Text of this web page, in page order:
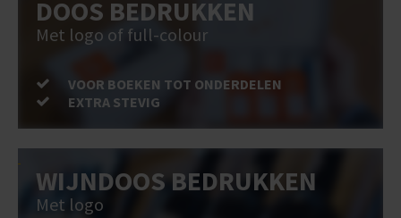
DOOS BEDRUKKEN
Met logo of full-colour
VOOR BOEKEN TOT ONDERDELEN
EXTRA STEVIG
WIJNDOOS BEDRUKKEN
Met logo